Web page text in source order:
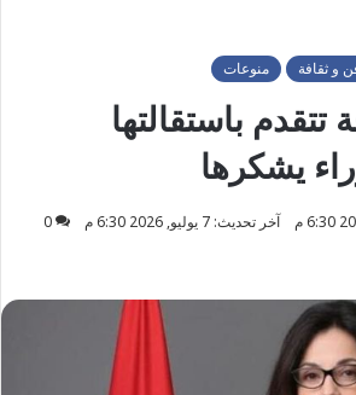
و ثقافة منوعات
تتقدم باستقالتها
يشكرها
آخر تحديث: 7 يوليو, 2026 6:30 م
0